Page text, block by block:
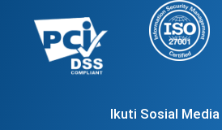
Ikuti Sosial Media